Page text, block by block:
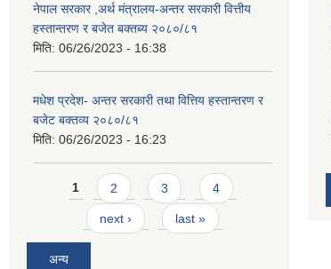
नेपाल सरकार ,अर्थ मंत्रालय-अन्तर सरकारी वित्तीय
हस्तान्तरण र बजेत बक्तब्य २०८०/८१
मिति: 06/26/2023 - 16:38
मधेश प्रदेश- अन्तर सरकारी तथा वित्तिय हस्तान्तरण र
बजेट बक्तव्य २०८०/८१
मिति: 06/26/2023 - 16:23
Pages
1 2 3 4
next › last »
अन्य